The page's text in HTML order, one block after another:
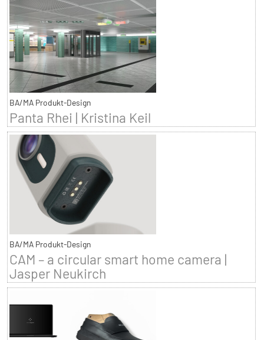
BA/MA Produkt-Design
Panta Rhei | Kristina Keil
BA/MA Produkt-Design
CAM – a circular smart home camera |
Jasper Neukirch